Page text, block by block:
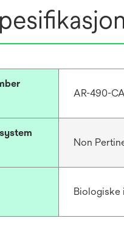
AR-490-
Non
Biologiske